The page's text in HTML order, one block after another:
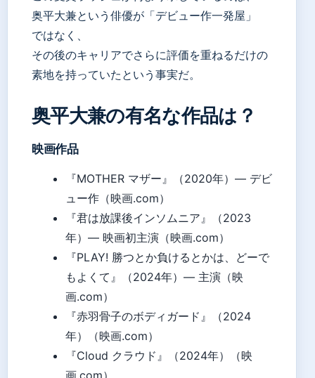
奥平大兼という俳優が「デビュー作一発屋」
ではなく、
その後のキャリアでさらに評価を重ねるだけの
素地を持っていたという事実だ。
奥平大兼の有名な作品は？
映画作品
『MOTHER マザー』（2020年）— デビ
ュー作（映画.com）
『君は放課後インソムニア』（2023
年）— 映画初主演（映画.com）
『PLAY! 勝つとか負けるとかは、どーで
もよくて』（2024年）— 主演（映
画.com）
『赤羽骨子のボディガード』（2024
年）（映画.com）
『Cloud クラウド』（2024年）（映
画.com）